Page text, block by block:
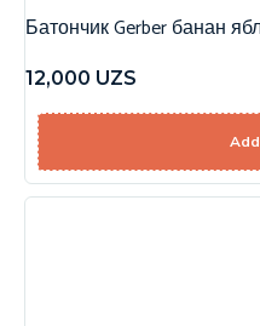
Батончик Gerber банан
12,000 UZS